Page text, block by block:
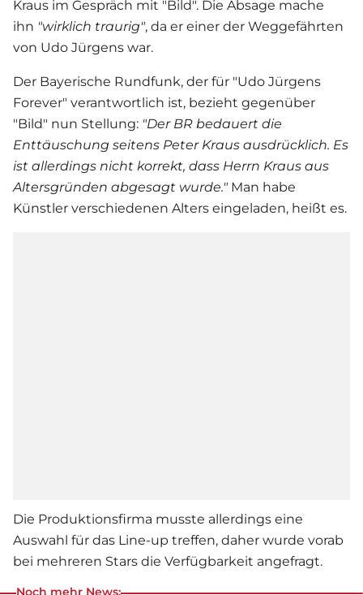
Kraus im Gespräch mit "Bild". Die Absage mache
ihn "wirklich traurig", da er einer der Weggefährten
von Udo Jürgens war.
Der Bayerische Rundfunk, der für "Udo Jürgens
Forever" verantwortlich ist, bezieht gegenüber
"Bild" nun Stellung: "Der BR bedauert die
Enttäuschung seitens Peter Kraus ausdrücklich. Es
ist allerdings nicht korrekt, dass Herrn Kraus aus
Altersgründen abgesagt wurde." Man habe
Künstler verschiedenen Alters eingeladen, heißt es.
Die Produktionsfirma musste allerdings eine
Auswahl für das Line-up treffen, daher wurde vorab
bei mehreren Stars die Verfügbarkeit angefragt.
Noch mehr News: